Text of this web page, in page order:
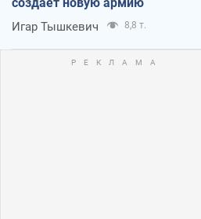
Игар Тышкевич 8,8 т.